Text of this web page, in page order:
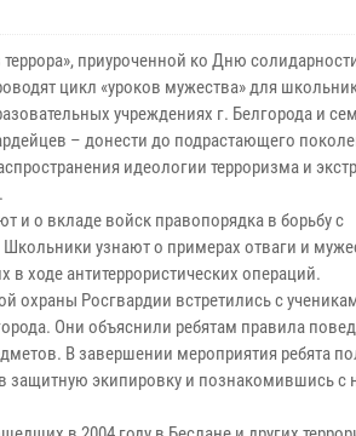
приуроченной ко Дню
цикл «уроков мужества» для
учреждениях г. Белгорода и
– донести до подрастающего
идеологии терроризма и
и о вкладе войск правопорядка в борьбу с
узнают о примерах отваги и
ходе антитеррористических операций.
охраны Росгвардии встретились с
Они объяснили ребятам правила
В завершении мероприятия ребята
защитную экипировку и познакомившись с